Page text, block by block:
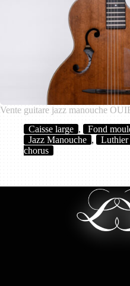
Vente guitare jazz manouche
Caisse large , Fond
Jazz Manouche , Luthier
chorus